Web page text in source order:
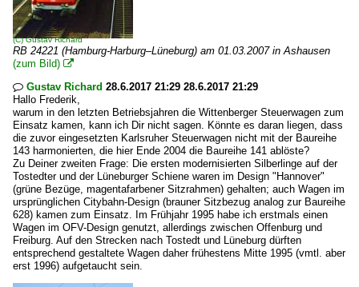
(C)Gustav Richard
RB 24221 (Hamburg-Harburg–Lüneburg) am 01.03.2007 in Ashausen
(zum Bild) 
 Gustav Richard 28.6.2017 21:29 28.6.2017 21:29
Hallo Frederik,
warum in den letzten Betriebsjahren die Wittenberger Steuerwagen zum
Einsatz kamen, kann ich Dir nicht sagen. Könnte es daran liegen, dass
die zuvor eingesetzten Karlsruher Steuerwagen nicht mit der Baureihe
143 harmonierten, die hier Ende 2004 die Baureihe 141 ablöste?
Zu Deiner zweiten Frage: Die ersten modernisierten Silberlinge auf der
Tostedter und der Lüneburger Schiene waren im Design "Hannover"
(grüne Bezüge, magentafarbener Sitzrahmen) gehalten; auch Wagen im
ursprünglichen Citybahn-Design (brauner Sitzbezug analog zur Baureihe
628) kamen zum Einsatz. Im Frühjahr 1995 habe ich erstmals einen
Wagen im OFV-Design genutzt, allerdings zwischen Offenburg und
Freiburg. Auf den Strecken nach Tostedt und Lüneburg dürften
entsprechend gestaltete Wagen daher frühestens Mitte 1995 (vmtl. aber
erst 1996) aufgetaucht sein.